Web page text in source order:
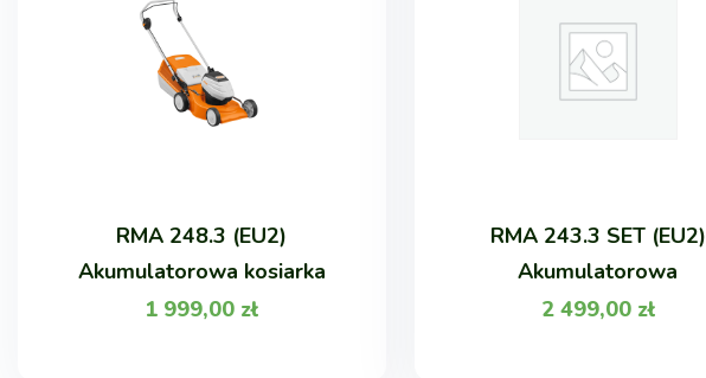
RMA 248.3 (EU2)
Akumulatorowa kosiarka
1 999,00 zł
RMA 243.3 SET (EU2)
Akumulatorowa
2 499,00 zł